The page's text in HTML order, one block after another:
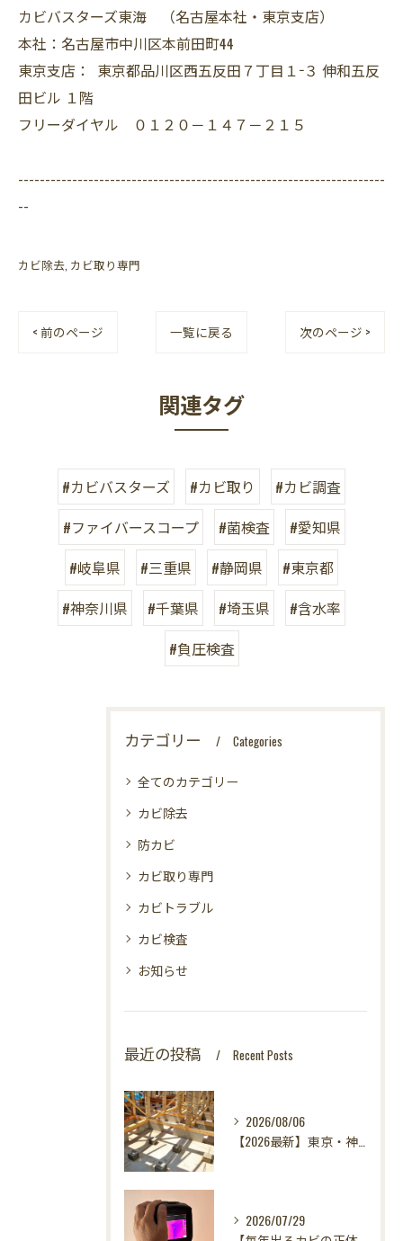
カビバスターズ東海 （名古屋本社・東京支店）
本社：名古屋市中川区本前田町44
東京支店： 東京都品川区西五反田７丁目１−３ 伸和五反
田ビル １階
フリーダイヤル ０１２０－１４７－２１５
--------------------------------------------------------------------
--
カビ除去 カビ取り専門
< 前のページ 一覧に戻る 次のページ >
関連タグ
#カビバスターズ #カビ取り
#カビ調査
#ファイバースコープ
#菌検査
#愛知県
#岐阜県
#三重県 #静岡県
#東京都
#神奈川県
#千葉県 #埼玉県
#含水率
#負圧検査
カテゴリー Categories
全てのカテゴリー
カビ除去
防カビ
カビ取り専門
カビトラブル
カビ検査
お知らせ
最近の投稿 Recent Posts
2026/08/06
2026/07/29